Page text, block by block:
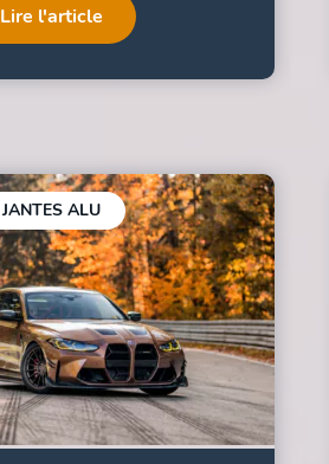
Lire l'article
JANTES ALU